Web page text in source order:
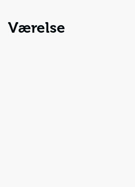
Værelse